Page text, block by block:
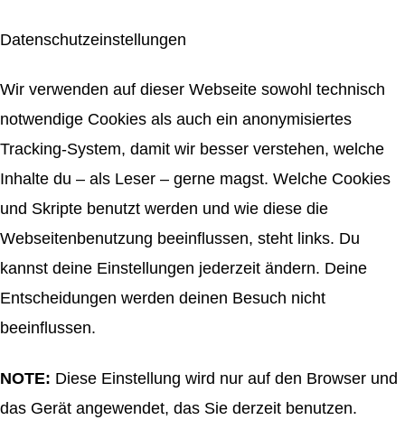
Datenschutzeinstellungen
Wir verwenden auf dieser Webseite sowohl technisch
notwendige Cookies als auch ein anonymisiertes
Tracking-System, damit wir besser verstehen, welche
Inhalte du – als Leser – gerne magst. Welche Cookies
und Skripte benutzt werden und wie diese die
Webseitenbenutzung beeinflussen, steht links. Du
kannst deine Einstellungen jederzeit ändern. Deine
Entscheidungen werden deinen Besuch nicht
beeinflussen.
NOTE: Diese Einstellung wird nur auf den Browser und
das Gerät angewendet, das Sie derzeit benutzen.